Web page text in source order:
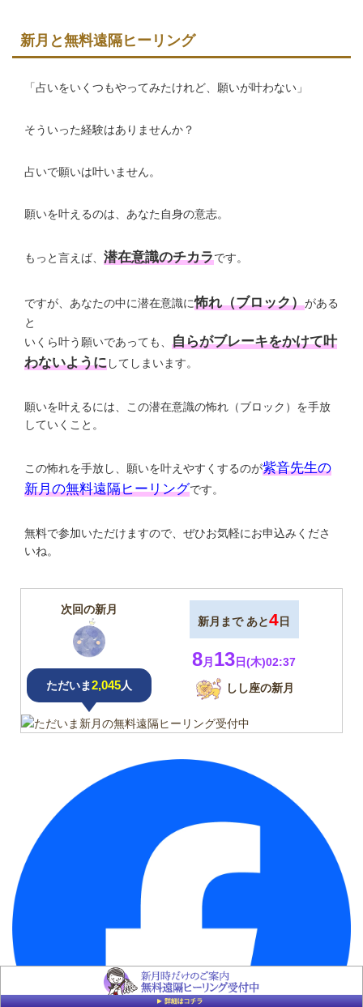
新月と無料遠隔ヒーリング
「占いをいくつもやってみたけれど、願いが叶わない」
そういった経験はありませんか？
占いで願いは叶いません。
願いを叶えるのは、あなた自身の意志。
もっと言えば、 潜在意識のチカラです。
ですが、あなたの中に潜在意識に怖れ（ブロック）がある
と
いくら叶う願いであっても、 自らがブレーキをかけて叶
わないようにしてしまいます。
願いを叶えるには、この潜在意識の怖れ（ブロック）を手放
していくこと。
この怖れを手放し、願いを叶えやすくするのが紫音先生の
新月の無料遠隔ヒーリングです。
無料で参加いただけますので、ぜひお気軽にお申込みくださ
いね。
次回の新月
ただいま2,045人
新月まで あと4日
8月 13日(木)02:37
しし座の新月